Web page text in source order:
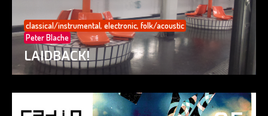
classical/instrumental, electronic, folk/acoustic
Peter Blache
LAIDBACK!